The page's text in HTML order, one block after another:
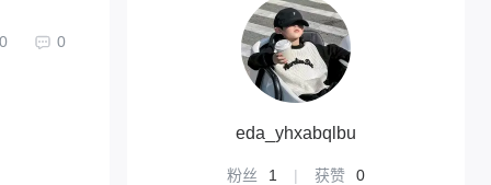
0 0
eda_yhxabqlbu
粉丝 1 | 获赞 0